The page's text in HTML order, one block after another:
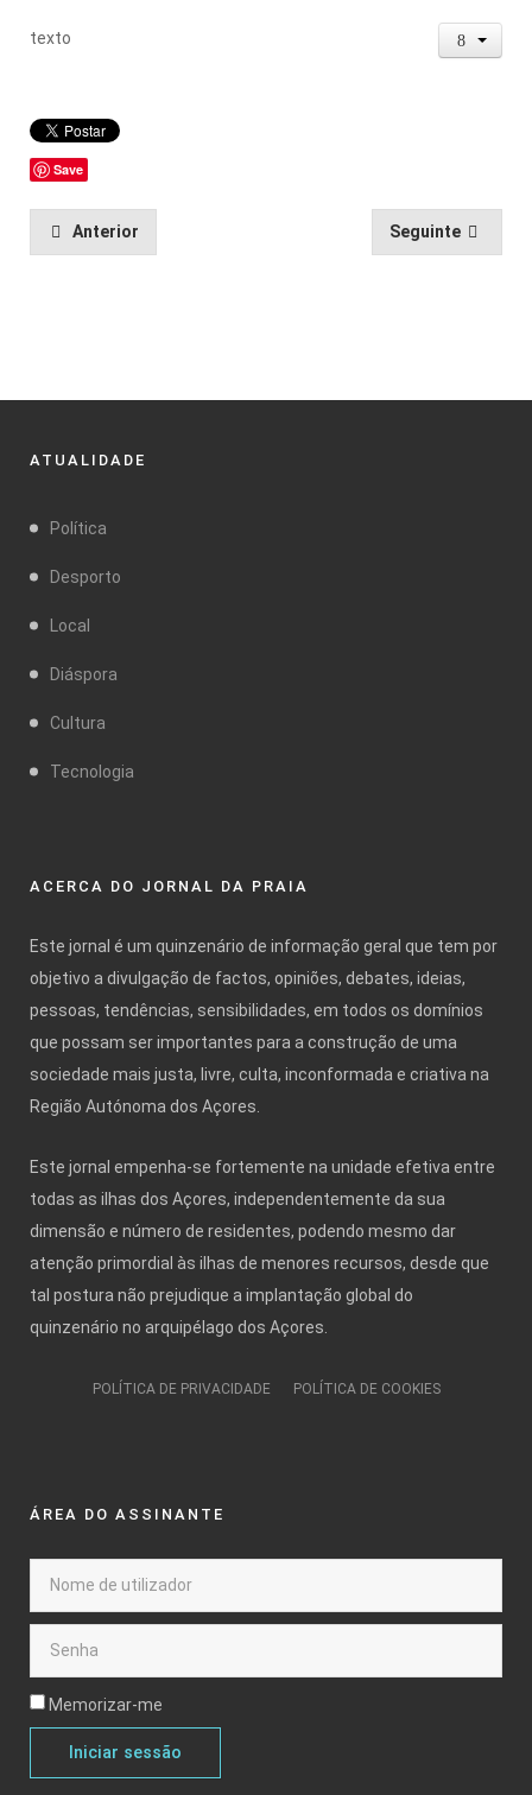
texto
Save
Anterior Seguinte
ATUALIDADE
Política
Desporto
Local
Diáspora
Cultura
Tecnologia
ACERCA DO JORNAL DA PRAIA
Este jornal é um quinzenário de informação geral que tem por
objetivo a divulgação de factos, opiniões, debates, ideias,
pessoas, tendências, sensibilidades, em todos os domínios
que possam ser importantes para a construção de uma
sociedade mais justa, livre, culta, inconformada e criativa na
Região Autónoma dos Açores.
Este jornal empenha-se fortemente na unidade efetiva entre
todas as ilhas dos Açores, independentemente da sua
dimensão e número de residentes, podendo mesmo dar
atenção primordial às ilhas de menores recursos, desde que
tal postura não prejudique a implantação global do
quinzenário no arquipélago dos Açores.
POLÍTICA DE PRIVACIDADE POLÍTICA DE COOKIES
ÁREA DO ASSINANTE
Memorizar-me
Iniciar sessão